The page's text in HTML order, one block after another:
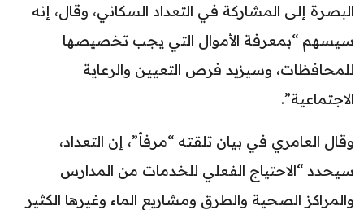
البصرة إلى المشاركة في التعداد السكاني، وقال، إنه
سيسهم “بمعرفة الأموال التي يجب تخصيصها
للمحافظات، وسيزيد فرص التعيين والرعاية
الاجتماعية”.
وقال العامري في بيان تلقته “مرفأ”، إن التعداد،
سيحدد “الاحتياج الفعلي للخدمات من المدارس
والمراكز الصحية والطرق ومشاريع الماء وغيرها الكثير